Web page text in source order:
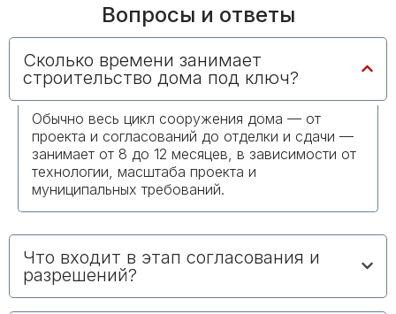
Вопросы и ответы
Сколько времени занимает
строительство дома под ключ?
Обычно весь цикл сооружения дома — от
проекта и согласований до отделки и сдачи —
занимает от 8 до 12 месяцев, в зависимости от
технологии, масштаба проекта и
муниципальных требований.
Что входит в этап согласования и
разрешений?